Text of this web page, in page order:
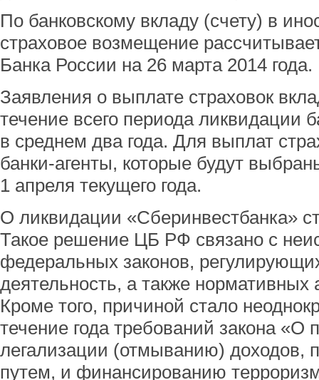
По банковскому вкладу (счету) в
страховое возмещение
Банка России на 26 марта 2014 года.
Заявления о выплате страховок
течение всего периода ликвидации
в среднем два года. Для выплат
банки-агенты, которые будут
1 апреля текущего года.
О ликвидации «Сберинвестбанка»
Такое решение ЦБ РФ связано с
федеральных законов,
деятельность, а также нормативных
Кроме того, причиной стало
течение года требований закона «О
легализации (отмыванию) доходов,
путем, и финансированию